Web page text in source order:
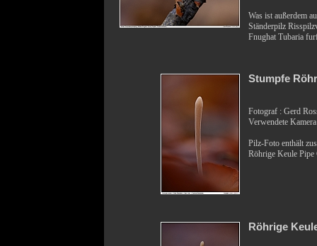
Was ist außerdem
Ständerpilz
Fnughat Tubaria
Stumpfe
Fotograf : Gerd
Verwendete
Pilz-Foto enthält
Röhrige Keule
Röhrige